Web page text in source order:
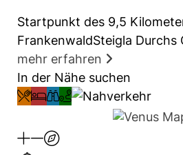
Startpunkt des 9,5
FrankenwaldSteigla Durchs
mehr erfahren
In der Nähe suchen